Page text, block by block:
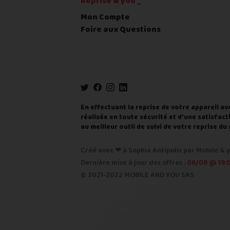
Code postal
Pays*
IBAN
Je donnerai mes informations
Mon Compte
Foire aux Questions
En effectuant la reprise de votre appareil
réalisée en toute sécurité et d'une
au meilleur outil de suivi de votre reprise
Créé avec ❤ à Sophia Antipolis par Mobile &
Dernière mise à jour des offres : 06/08 @
© 2021-2022 MOBILE AND YOU SAS